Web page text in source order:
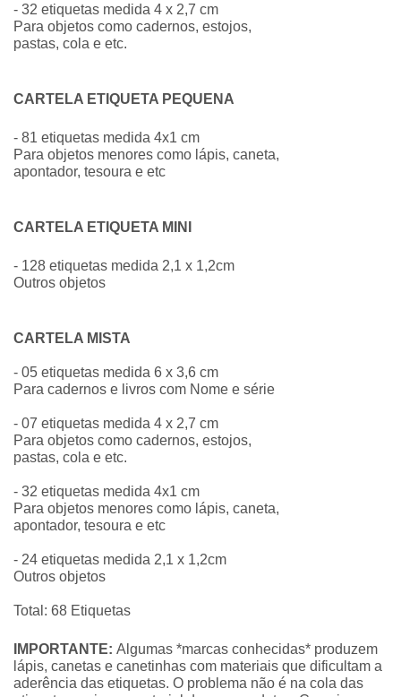
- 32 etiquetas medida 4 x 2,7 cm
Para objetos como cadernos, estojos,
pastas, cola e etc.
CARTELA ETIQUETA PEQUENA
- 81 etiquetas medida 4x1 cm
Para objetos menores como lápis, caneta,
apontador, tesoura e etc
CARTELA ETIQUETA MINI
- 128 etiquetas medida 2,1 x 1,2cm
Outros objetos
CARTELA MISTA
- 05 etiquetas medida 6 x 3,6 cm
Para cadernos e livros com Nome e série
- 07 etiquetas medida 4 x 2,7 cm
Para objetos como cadernos, estojos,
pastas, cola e etc.
- 32 etiquetas medida 4x1 cm
Para objetos menores como lápis, caneta,
apontador, tesoura e etc
- 24 etiquetas medida 2,1 x 1,2cm
Outros objetos
Total: 68 Etiquetas
IMPORTANTE: Algumas *marcas conhecidas* produzem
lápis, canetas e canetinhas com materiais que dificultam a
aderência das etiquetas. O problema não é na cola das